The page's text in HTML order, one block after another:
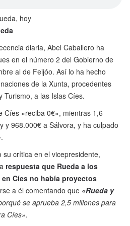
hoy
diaria, Abel Caballero ha
en el número 2 del Gobierno de
al de Feijóo. Así lo ha hecho
de la Xunta, procedentes
Turismo, a las Islas Cíes.
Cíes «reciba 0€», mientras 1,6
y 968.000€ a Sálvora, y ha culpado
.
crítica en el vicepresidente,
respuesta que Rueda a los
Cíes no había proyectos
a él comentando que «Rueda y
se aprueba 2,5 millones para
Cíes».